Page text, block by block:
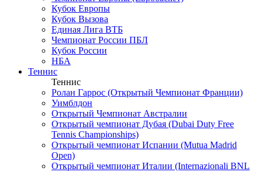
Кубок Европы
Кубок Вызова
Единая Лига ВТБ
Чемпионат России ПБЛ
Кубок России
НБА
Теннис
Теннис
Ролан Гаррос (Открытый Чемпионат Франции)
Уимблдон
Открытый Чемпионат Австралии
Открытый чемпионат Дубая (Dubai Duty Free
Tennis Championships)
Открытый чемпионат Испании (Mutua Madrid
Open)
Открытый чемпионат Италии (Internazionali BNL